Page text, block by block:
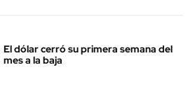
El dólar cerró su primera semana del
mes a la baja